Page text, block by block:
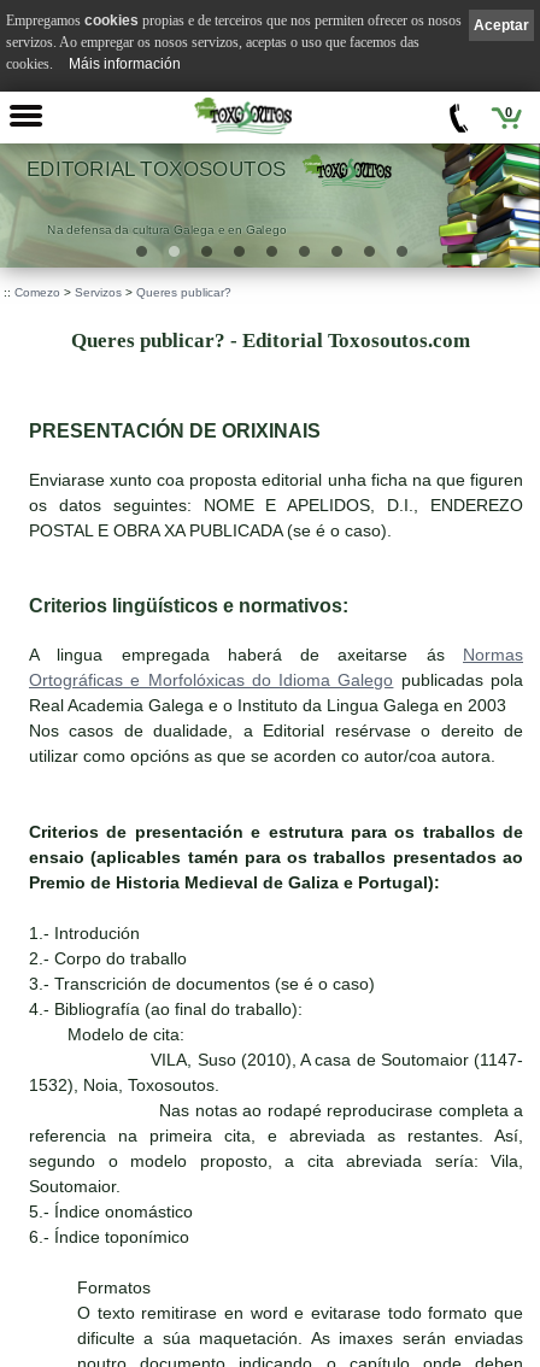
0
EDITORIAL TOXOSOUTOS
Na defensa da cultura Galega e en Galego
:: Comezo > Servizos > Queres publicar?
Queres publicar? - Editorial Toxosoutos.com
PRESENTACIÓN DE ORIXINAIS
Enviarase xunto coa proposta editorial unha ficha na que figuren
os datos seguintes: NOME E APELIDOS, D.I., ENDEREZO
POSTAL E OBRA XA PUBLICADA (se é o caso).
Criterios lingüísticos e normativos:
A lingua empregada haberá de axeitarse ás Normas
Ortográficas e Morfolóxicas do Idioma Galego publicadas pola
Real Academia Galega e o Instituto da Lingua Galega en 2003
Nos casos de dualidade, a Editorial resérvase o dereito de
utilizar como opcións as que se acorden co autor/coa autora.
Criterios de presentación e estrutura para os traballos de
ensaio (aplicables tamén para os traballos presentados ao
Premio de Historia Medieval de Galiza e Portugal):
1.- Introdución
2.- Corpo do traballo
3.- Transcrición de documentos (se é o caso)
4.- Bibliografía (ao final do traballo):
Modelo de cita:
VILA, Suso (2010), A casa de Soutomaior (1147-
1532), Noia, Toxosoutos.
Nas notas ao rodapé reproducirase completa a
referencia na primeira cita, e abreviada as restantes. Así,
segundo o modelo proposto, a cita abreviada sería: Vila,
Soutomaior.
5.- Índice onomástico
6.- Índice toponímico
Formatos
O texto remitirase en word e evitarase todo formato que
dificulte a súa maquetación. As imaxes serán enviadas
Aceptar
Empregamos cookies propias e de terceiros que nos permiten ofrecer os nosos
servizos. Ao empregar os nosos servizos, aceptas o uso que facemos das
cookies.
Máis información